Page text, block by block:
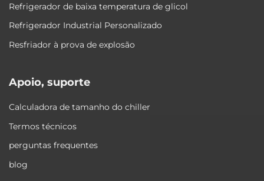
Refrigerador de baixa temperatura de glicol
Refrigerador Industrial Personalizado
Resfriador à prova de explosão
Apoio, suporte
Calculadora de tamanho do chiller
Termos técnicos
perguntas frequentes
blog